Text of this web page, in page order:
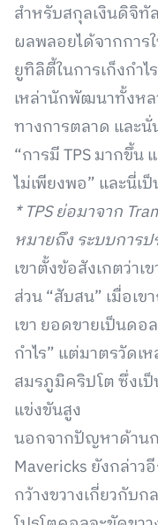
สำหรับสกุลเงินดิจิทั
ผลพลอยได้จากการ
ยูทิลิตี้ในการเก็งก
เหล่านักพัฒนาทั้งหล
ทางการตลาด และ
“การมี TPS มากขึ้น
ไม่เพียงพอ” และนี่เ
* TPS ย่อมาจาก
หมายถึง ระบบการ
เขาตั้งข้อสังเกตว่า
ส่วน “สับสน” เมื่อเ
เขา ยอดขายเป็นดอ
กำไร” แต่มาตรวัด
สมรภูมิคริปโต ซึ่งเ
แข่งขันสูง
นอกจากปัญหาด้านก
Mavericks ยังกล่าว
กว้างขวางเกี่ยวกับ